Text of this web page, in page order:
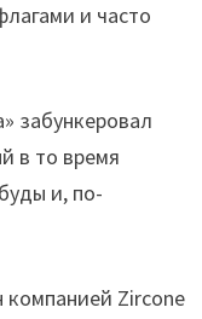
и часто
забункеровал
в то время
и, по-
компанией Zircone